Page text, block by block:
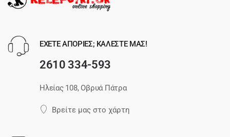
ΕΧΕΤΕ ΑΠΟΡΙΕΣ; ΚΑΛΕΣΤΕ ΜΑΣ!
2610 334-593
Ηλείας 108, Οβρυά Πάτρα
Βρείτε μας στο χάρτη